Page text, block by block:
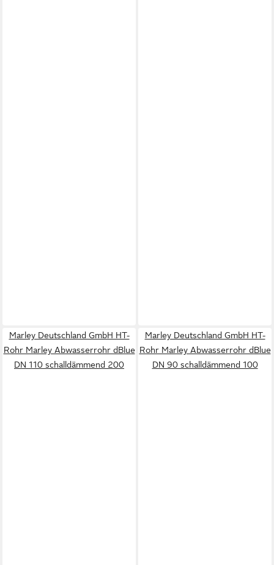
Marley Deutschland GmbH HT-
Rohr Marley Abwasserrohr dBlue
DN 110 schalldämmend 200
Marley Deutschland GmbH HT-
Rohr Marley Abwasserrohr dBlue
DN 90 schalldämmend 100